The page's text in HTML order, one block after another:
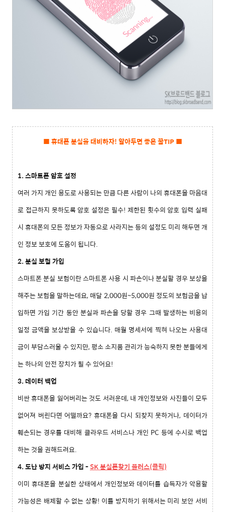
■ 휴대폰 분실을 대비하자! 알아두면 좋은 꿀TIP ■
1. 스마트폰 암호 설정
여러 가지 개인 용도로 사용되는 만큼 다른 사람이 나의 휴대폰을 마음대
로 접근하지 못하도록 암호 설정은 필수! 제한된 횟수의 암호 입력 실패
시 휴대폰의 모든 정보가 자동으로 사라지는 등의 설정도 미리 해두면 개
인 정보 보호에 도움이 됩니다.
2. 분실 보험 가입
스마트폰 분실 보험이란 스마트폰 사용 시 파손이나 분실할 경우 보상을
해주는 보험을 말하는데요, 매달2,000원~5,000원 정도의 보험금을 납
입하면 가입 기간 동안 분실과 파손을 당할 경우 그때 발생하는 비용의
일정 금액을 보상받을 수 있습니다. 매월 명세서에 찍혀 나오는 사용대
금이 부담스러울 수 있지만,평소 소지품 관리가 능숙하지 못한 분들에게
는 하나의 안전 장치가 될 수 있어요!
3. 데이터 백업
비싼 휴대폰을 잃어버리는 것도 서러운데, 내 개인정보와 사진들이 모두
없어져 버린다면 어떨까요?휴대폰을 다시 되찾지 못하거나, 데이터가
훼손되는 경우를 대비해 클라우드 서비스나 개인 PC 등에 수시로 백업
하는 것을 권해드려요.
4. 도난 방지 서비스 가입-SK분실폰찾기 플러스(클릭)
이미 휴대폰을 분실한 상태에서 개인정보와 데이터를 습득자가 악용할
가능성은 배제할 수 없는 상황! 이를 방지하기 위해서는 미리 보안 서비